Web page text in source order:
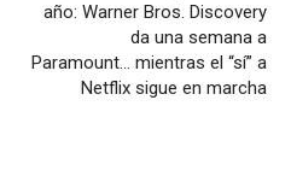
año: Warner Bros. Discovery
da una semana a
Paramount… mientras el “sí” a
Netflix sigue en marcha